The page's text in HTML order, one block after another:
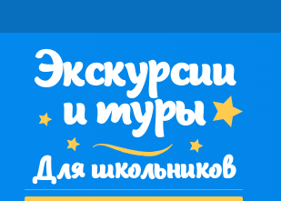
Экскурсии
и туры
Для школьников